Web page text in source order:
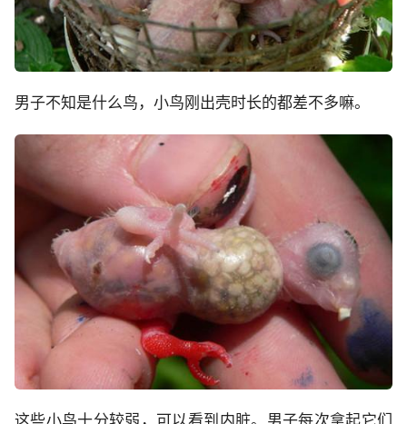
男子不知是什么鸟，小鸟刚出壳时长的都差不多嘛。
这些小鸟十分较弱，可以看到内脏。男子每次拿起它们